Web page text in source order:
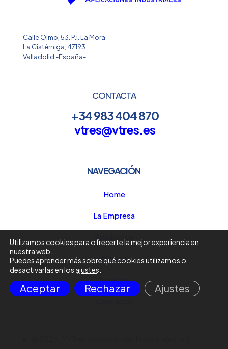
Calle Olmo, 53. P.I. La Mora
La Cistérniga, 47193
Valladolid -España-
CONTACTA
+34 983 404 870
vtres@vtres.es
NAVEGACIÓN
Home
La Empresa
Marcas
Noticias
Utilizamos cookies para ofrecerte la mejor experiencia en
nuestra web.
Puedes aprender más sobre qué cookies utilizamos o
desactivarlas en los ajustes
Aceptar Rechazar Ajustes